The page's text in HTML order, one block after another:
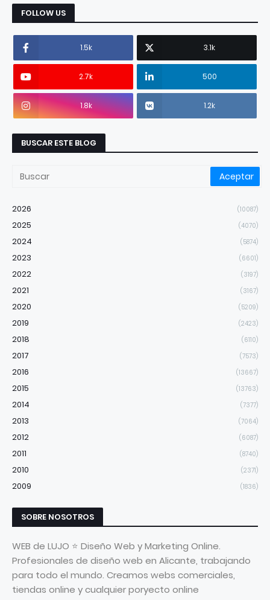
FOLLOW US
1.5k 3.1k
2.7k 500
1.8k 1.2k
BUSCAR ESTE BLOG
2026 (10087)
2025 (4070)
2024 (5874)
2023 (6601)
2022 (3197)
2021 (3167)
2020 (5209)
2019 (2423)
2018 (6110)
2017 (7573)
2016 (13667)
2015 (13763)
2014 (7377)
2013 (7064)
2012 (6087)
2011 (8740)
2010 (2371)
2009 (1836)
SOBRE NOSOTROS
WEB de LUJO ⭐ Diseño Web y Marketing Online.
Profesionales de diseño web en Alicante, trabajando
para todo el mundo. Creamos webs comerciales,
tiendas online y cualquier poryecto online